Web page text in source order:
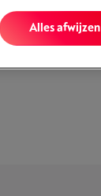
Alles afwijzen